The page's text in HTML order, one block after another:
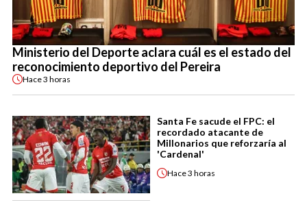
Ministerio del Deporte aclara cuál es el estado del
reconocimiento deportivo del Pereira
Hace3 horas
Santa Fe sacude el FPC: el
recordado atacante de
Millonarios que reforzaría al
'Cardenal'
Hace3 horas